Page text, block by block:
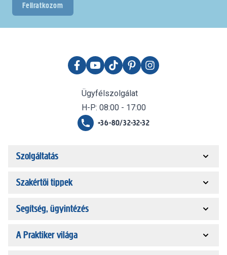
Feliratkozom
Ügyfélszolgálat
H-P: 08:00 - 17:00
+36-80/32-32-32
Szolgáltatás
Szakértői tippek
Segítség, ügyintézés
A Praktiker világa